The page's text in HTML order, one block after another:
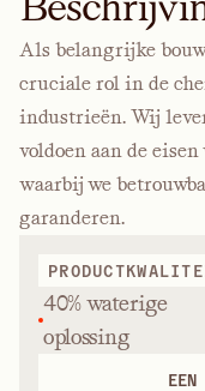
Als belangrijke
cruciale rol in de
industrieën. Wij
voldoen aan de
waarbij we
garanderen.
40% waterige
oplossing
EEN